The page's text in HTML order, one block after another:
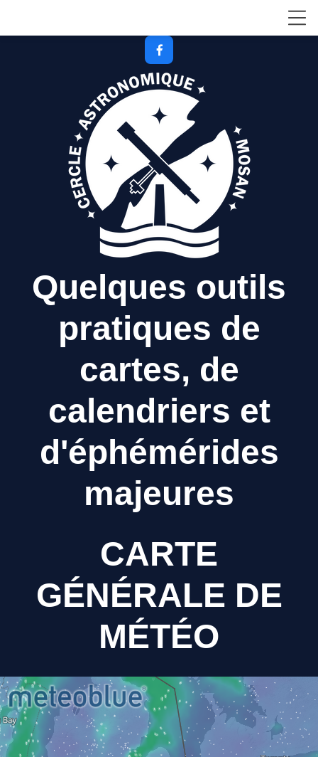

Quelques outils
pratiques de
cartes, de
calendriers et
d'éphémérides
majeures
CARTE
GÉNÉRALE DE
MÉTÉO